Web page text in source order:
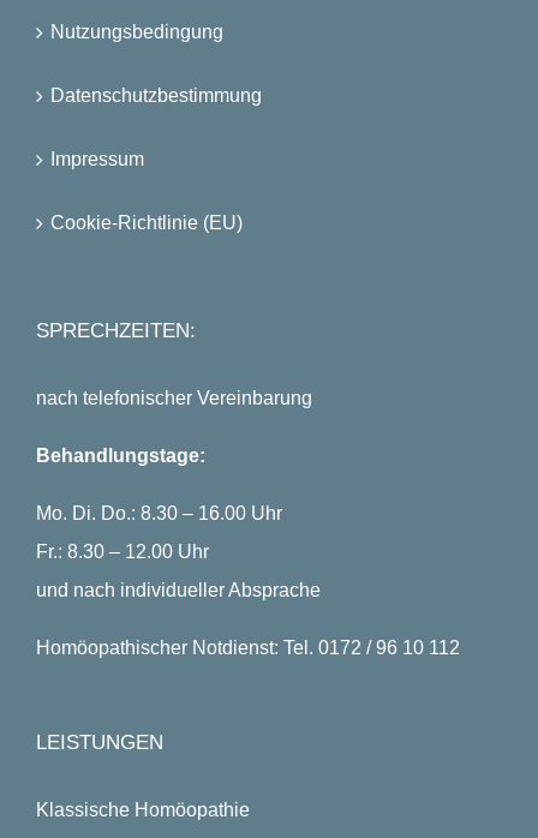
Nutzungsbedingung
Datenschutzbestimmung
Impressum
Cookie-Richtlinie (EU)
SPRECHZEITEN:
nach telefonischer Vereinbarung
Behandlungstage:
Mo. Di. Do.: 8.30 – 16.00 Uhr
Fr.: 8.30 – 12.00 Uhr
und nach individueller Absprache
Homöopathischer Notdienst: Tel. 0172 / 96 10 112
LEISTUNGEN
Klassische Homöopathie